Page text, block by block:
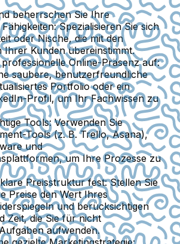
beherrschen Sie Ihre
Spezialisieren Sie sich
oder Nische, die mit den
Kunden übereinstimmt.
Online-Präsenz auf:
saubere, benutzerfreundliche
Portfolio oder ein
Profil, um Ihr Fachwissen zu
Tools:Verwenden Sie
Tools (z. B. Trello, Asana),
und
um Ihre Prozesse zu
Preisstruktur fest:Stellen Sie
Preise den Wert Ihres
und berücksichtigen
Zeit, die Sie für nicht
aufwenden.